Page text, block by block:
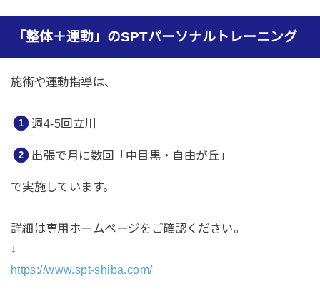
「整体＋運動」のSPTパーソナルトレーニング
施術や運動指導は、
週4-5回立川
出張で月に数回「中目黒・自由が丘」
で実施しています。
詳細は専用ホームページをご確認ください。
↓
https://www.spt-shiba.com/